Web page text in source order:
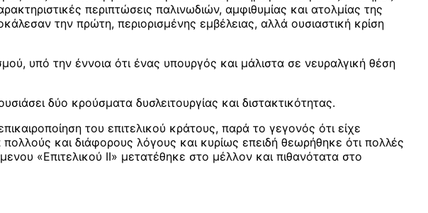
περιπτώσεις παλινωδιών, αμφιθυμίας και ατολμίας της
την πρώτη, περιορισμένης εμβέλειας, αλλά ουσιαστική κρίση
υπό την έννοια ότι ένας υπουργός και μάλιστα σε νευραλγική θέση
δύο κρούσματα δυσλειτουργίας και διστακτικότητας.
του επιτελικού κράτους, παρά το γεγονός ότι είχε
και διάφορους λόγους και κυρίως επειδή θεωρήθηκε ότι πολλές
«Επιτελικού ΙΙ» μετατέθηκε στο μέλλον και πιθανότατα στο